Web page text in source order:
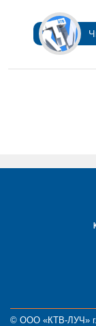
© ООО «КТВ-ЛУЧ»